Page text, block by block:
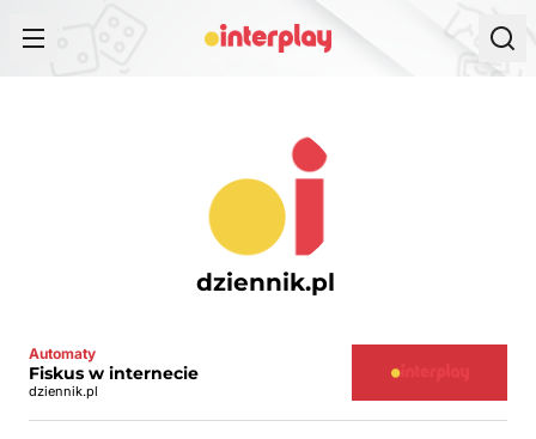
dziennik.pl
Automaty
Fiskus w internecie
dziennik.pl